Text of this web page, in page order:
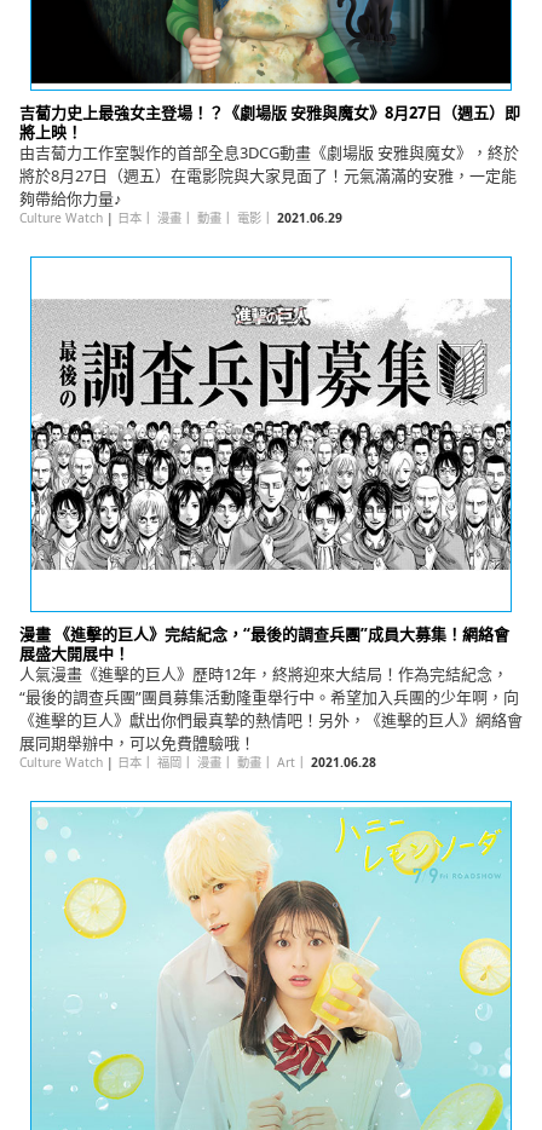
吉蔔力史上最強女主登場！？《劇場版 安雅與魔女》8月27日（週五）即
將上映！
由吉蔔力工作室製作的首部全息3DCG動畫《劇場版 安雅與魔女》，終於
將於8月27日（週五）在電影院與大家見面了！元氣滿滿的安雅，一定能
夠帶給你力量♪
Culture Watch| 日本｜ 漫畫｜ 動畫｜ 電影｜ 2021.06.29
漫畫 《進擊的巨人》完結紀念，“最後的調查兵團”成員大募集！網絡會
展盛大開展中！
人氣漫畫《進擊的巨人》歷時12年，終將迎來大結局！作為完結紀念，
“最後的調查兵團”團員募集活動隆重舉行中。希望加入兵團的少年啊，向
《進擊的巨人》獻出你們最真摯的熱情吧！另外，《進擊的巨人》網絡會
展同期舉辦中，可以免費體驗哦！
Culture Watch| 日本｜ 福岡｜ 漫畫｜ 動畫｜ Art｜ 2021.06.28